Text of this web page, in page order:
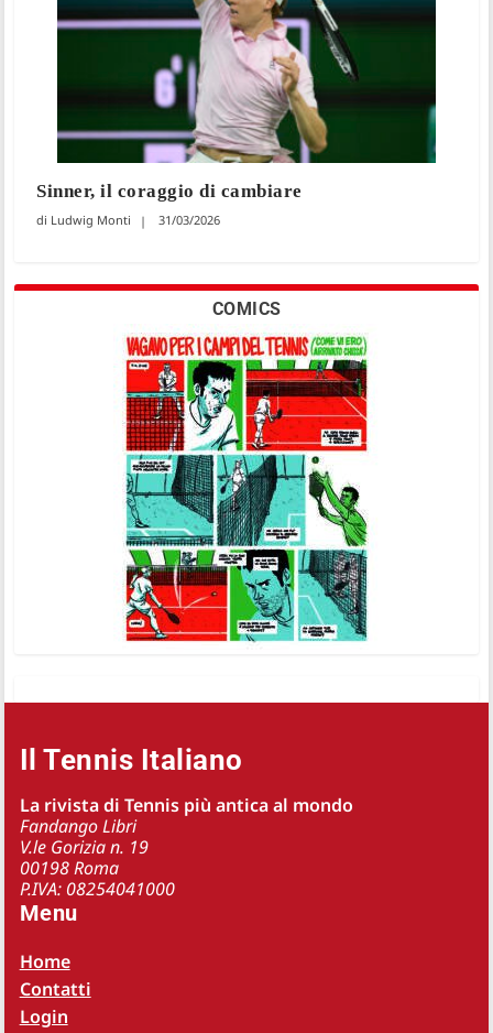
Sinner, il coraggio di cambiare
Ludwig Monti 31/03/2026
COMICS
Il Tennis Italiano
La rivista di Tennis più antica al mondo
Fandango Libri
V.le Gorizia n. 19
00198 Roma
P.IVA: 08254041000
Menu
Home
Contatti
Login